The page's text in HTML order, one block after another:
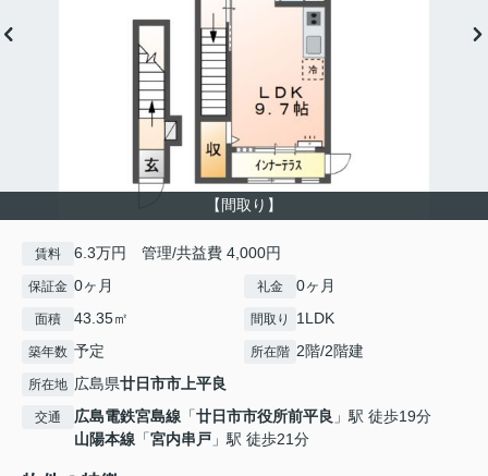
【間取り】
賃料 6.3万円 管理/共益費 4,000円
保証金 0ヶ月 礼金 0ヶ月
面積 43.35㎡ 間取り 1LDK
築年数 予定 所在階 2階/2階建
所在地 広島県廿日市市 上平良
交通 広島電鉄宮島線 「廿日市市役所前平良 」駅 徒歩19分
山陽本線 「宮内串戸 」駅 徒歩21分